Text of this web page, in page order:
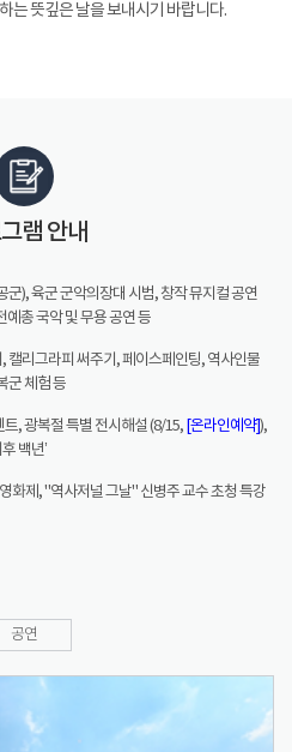
는 뜻깊은 날을 보내시기 바랍니다.
램 안내
군), 육군 군악의장대 시범, 창작 뮤지컬 공연
총 국악 및 무용 공연 등
캘리그라피 써주기, 페이스페인팅, 역사인물
군 체험 등
, 광복절 특별 전시해설 (8/15, [온라인예약] ),
백년’
화제, "역사저널 그날" 신병주 교수 초청 특강
공연